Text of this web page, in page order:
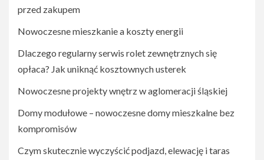
przed zakupem
Nowoczesne mieszkanie a koszty energii
Dlaczego regularny serwis rolet zewnętrznych się
opłaca? Jak uniknąć kosztownych usterek
Nowoczesne projekty wnętrz w aglomeracji śląskiej
Domy modułowe – nowoczesne domy mieszkalne bez
kompromisów
Czym skutecznie wyczyścić podjazd, elewację i taras